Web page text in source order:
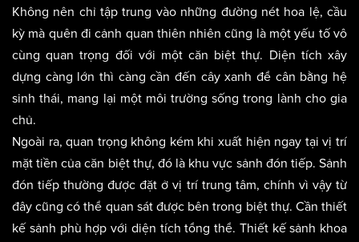
Không nên chỉ tập trung vào những đường nét hoa lệ, cầu
kỳ mà quên đi cảnh quan thiên nhiên cũng là một yếu tố vô
cùng quan trọng đối với một căn biệt thự. Diện tích xây
dựng càng lớn thì càng cần đến cây xanh để cân bằng hệ
sinh thái, mang lại một môi trường sống trong lành cho gia
chủ.
Ngoài ra, quan trọng không kém khi xuất hiện ngay tại vị trí
mặt tiền của căn biệt thự, đó là khu vực sảnh đón tiếp. Sảnh
đón tiếp thường được đặt ở vị trí trung tâm, chính vì vậy từ
đây cũng có thể quan sát được bên trong biệt thự. Cần thiết
kế sảnh phù hợp với diện tích tổng thể. Thiết kế sảnh khoa